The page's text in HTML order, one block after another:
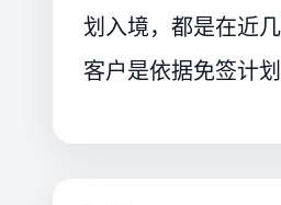
划入境，都是在近
客户是依据免签计